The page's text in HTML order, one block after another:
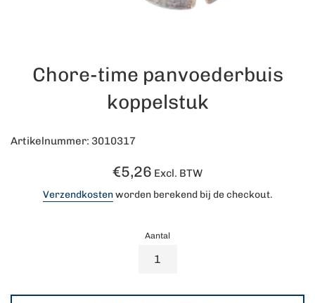
Chore-time panvoederbuis
koppelstuk
Artikelnummer: 3010317
Normale
€5,26 Excl. BTW
Verzendkostenworden berekend bij de checkout.
Aantal